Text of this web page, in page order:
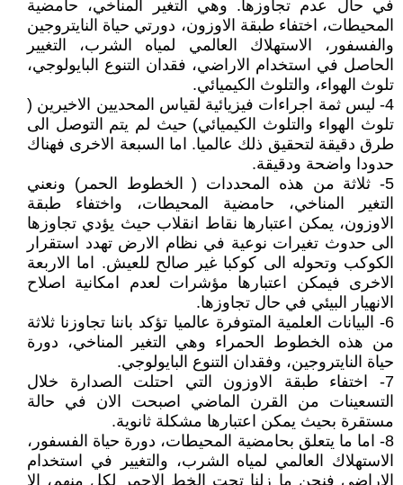
في حال عدم تجاوزها. وهي التغير المناخي، حامضية
المحيطات، اختفاء طبقة الاوزون، دورتي حياة النايتروجين
والفسفور، الاستهلاك العالمي لمياه الشرب، التغيير
الحاصل في استخدام الاراضي، فقدان التنوع البايولوجي،
تلوث الهواء، والتلوث الكيميائي.
4- ليس ثمة اجراءات فيزيائية لقياس المحديين الاخيرين (
تلوث الهواء والتلوث الكيميائي) حيث لم يتم التوصل الى
طرق دقيقة لتحقيق ذلك عالميا. اما السبعة الاخرى فهناك
حدودا واضحة ودقيقة.
5- ثلاثة من هذه المحددات ( الخطوط الحمر) ونعني
التغير المناخي، حامضية المحيطات، واختفاء طبقة
الاوزون، يمكن اعتبارها نقاط انقلاب حيث يؤدي تجاوزها
الى حدوث تغيرات نوعية في نظام الارض تهدد استقرار
الكوكب وتحوله الى كوكبا غير صالح للعيش. اما الاربعة
الاخرى فيمكن اعتبارها مؤشرات لعدم امكانية اصلاح
الانهيار البيئي في حال تجاوزها.
6- البيانات العلمية المتوفرة عالميا تؤكد باننا تجاوزنا ثلاثة
من هذه الخطوط الحمراء وهي التغير المناخي، دورة
حياة النايتروجين، وفقدان التنوع البايولوجي.
7- اختفاء طبقة الاوزون التي احتلت الصدارة خلال
التسعينات من القرن الماضي اصبحت الان في حالة
مستقرة بحيث يمكن اعتبارها مشكلة ثانوية.
8- اما ما يتعلق بحامضية المحيطات، دورة حياة الفسفور،
الاستهلاك العالمي لمياه الشرب، والتغيير في استخدام
الاراضي فنحن ما زلنا تحت الخط الاحمر لكل منهم، الا